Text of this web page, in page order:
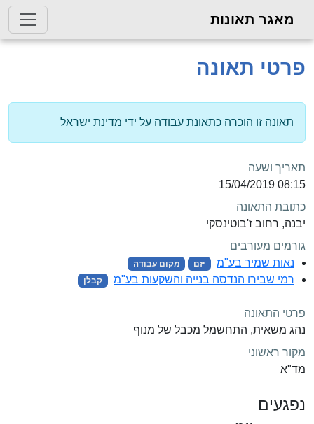
מאגר תאונות
פרטי תאונה
תאונה זו הוכרה כתאונת עבודה על ידי מדינת ישראל
תאריך ושעה
08:15 15/04/2019
כתובת התאונה
יבנה, רחוב ז'בוטינסקי
גורמים מעורבים
נאות שמיר בע"מ
יזם מקום עבודה
רמי שבירו הנדסה בנייה והשקעות בע"מ קבלן
פרטי התאונה
נהג משאית, התחשמל מכבל של מנוף
מקור ראשוני
מד"א
נפגעים